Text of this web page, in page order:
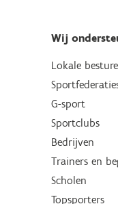
Wij
Lokale
G-sport
Sportclubs
Bedrijven
Trainers en
Scholen
Topsporters